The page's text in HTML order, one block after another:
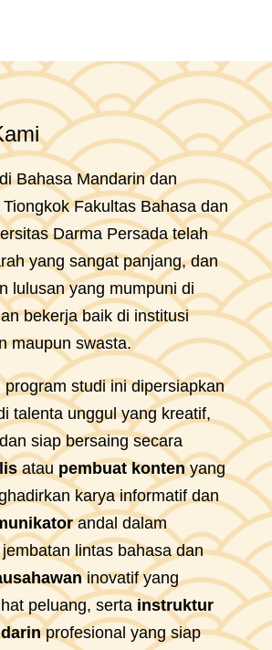
Bahasa Mandarin dan
Fakultas Bahasa dan
Darma Persada telah
yang sangat panjang, dan
lulusan yang mumpuni di
bekerja baik di institusi
maupun swasta.
program studi ini dipersiapkan
talenta unggul yang kreatif,
siap bersaing secara
atau pembuat kontenyang
karya informatif dan
andal dalam
lintas bahasa dan
inovatif yang
peluang, serta instruktur
profesional yang siap